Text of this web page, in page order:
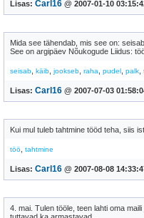
Lisas: Carl16 @ 2007-01-10
Mida see tähendab, mis see on:
See on argipäev Nõukogude Liidus:
seisab käib jookseb raha pudel palk
Lisas: Carl16 @ 2007-07-03
Kui mul tuleb tahtmine tööd teha, siis
töö tahtmine
Lisas: Carl16 @ 2007-08-08
4. mai. Tulen tööle, teen lahti oma